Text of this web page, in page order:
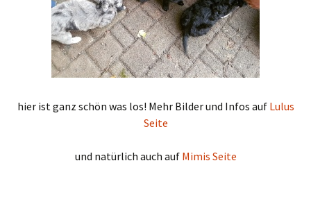
hier ist ganz schön was los! Mehr Bilder und Infos auf Lulus
Seite
und natürlich auch auf Mimis Seite